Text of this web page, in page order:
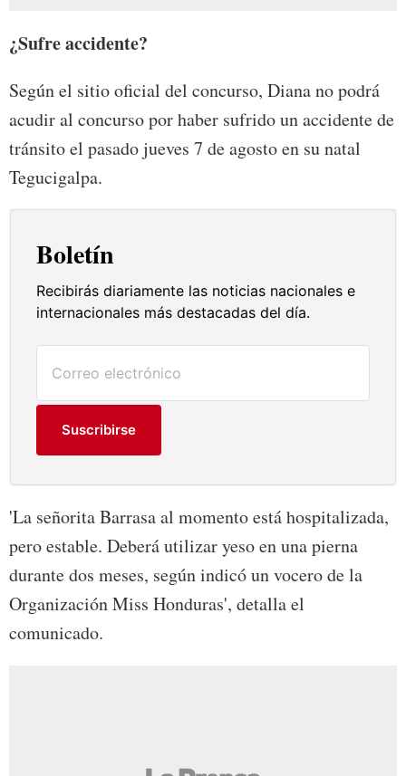
¿Sufre accidente?
Según el sitio oficial del concurso, Diana no podrá
acudir al concurso por haber sufrido un accidente de
tránsito el pasado jueves 7 de agosto en su natal
Tegucigalpa.
Boletín
Recibirás diariamente las noticias nacionales e
internacionales más destacadas del día.
Suscribirse
'La señorita Barrasa al momento está hospitalizada,
pero estable. Deberá utilizar yeso en una pierna
durante dos meses, según indicó un vocero de la
Organización Miss Honduras', detalla el
comunicado.